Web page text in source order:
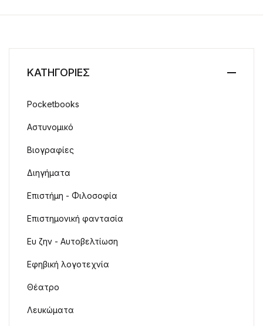
ΚΑΤΗΓΟΡΙΕΣ
Pocketbooks
Αστυνομικό
Βιογραφίες
Διηγήματα
Επιστήμη - Φιλοσοφία
Επιστημονική φαντασία
Ευ ζην - Αυτοβελτίωση
Εφηβική λογοτεχνία
Θέατρο
Λευκώματα